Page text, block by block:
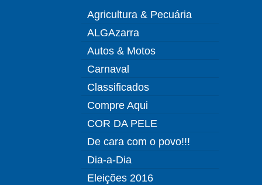
Agricultura & Pecuária
ALGAzarra
Autos & Motos
Carnaval
Classificados
Compre Aqui
COR DA PELE
De cara com o povo!!!
Dia-a-Dia
Eleições 2016